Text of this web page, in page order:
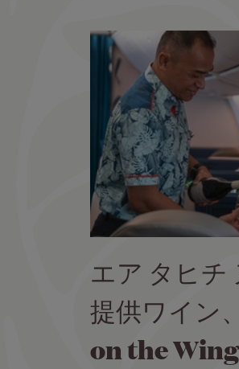
エア タヒチ
提供ワイン
on the